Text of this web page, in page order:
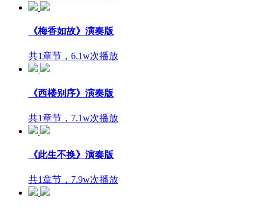
《梅香如故》演奏版
共1章节，6.1w次播放
《西楼别序》演奏版
共1章节，7.1w次播放
《此生不换》演奏版
共1章节，7.9w次播放